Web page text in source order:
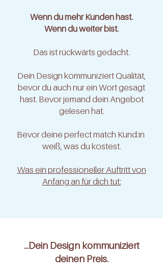
Wenn du mehr Kunden hast.
Wenn du weiter bist.
Das ist rückwärts gedacht.
Dein Design kommuniziert Qualität,
bevor du auch nur ein Wort gesagt
hast. Bevor jemand dein Angebot
gelesen hat.
Bevor deine perfect match Kund:in
weiß, was du kostest.
Was ein professioneller Auftritt von
Anfang an für dich tut:
…Dein Design kommuniziert
deinen Preis.